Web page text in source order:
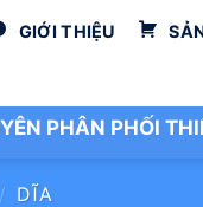
GIỚI THIỆU
PHÂN PHỐI
/ DĨA